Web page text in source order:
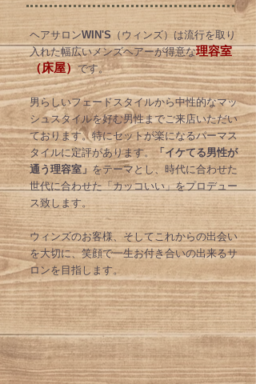
ヘアサロンWIN'S （ウィンズ） は流行を取り
入れた幅広いメンズヘアーが得意な理容室
（床屋）です。
男らしいフェードスタイルから中性的なマッ
シュスタイルを好む男性までご来店いただい
ております。特にセットが楽になるパーマス
タイルに定評があります。 「イケてる男性が
通う理容室」をテーマとし、時代に合わせた
世代に合わせた「カッコいい」をプロデュー
ス致します。
ウィンズのお客様、そしてこれからの出会い
を大切に、笑顔で一生お付き合いの出来るサ
ロンを目指します。